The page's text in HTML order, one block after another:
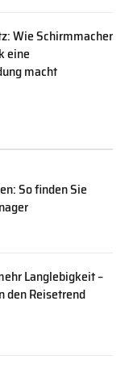
Wie Schirmmacher
eine
macht
So finden Sie
Langlebigkeit –
den Reisetrend